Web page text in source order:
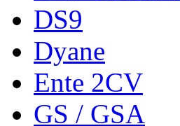
DS9
Dyane
Ente 2CV
GS / GSA